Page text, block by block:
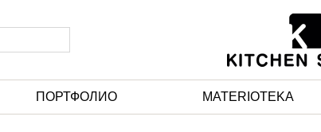
ПОРТФОЛИО MATERIOTEKA